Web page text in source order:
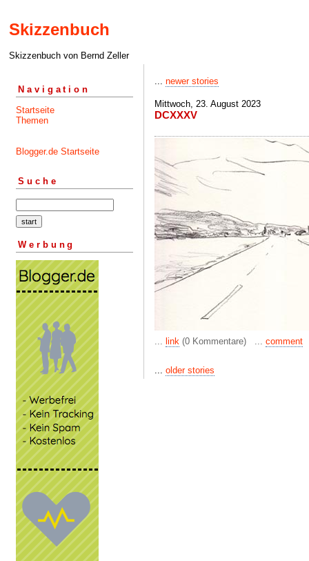
Skizzenbuch
Skizzenbuch von Bernd Zeller
Navigation
Startseite
Themen
Blogger.de Startseite
Suche
Werbung
... newer stories
Mittwoch, 23. August 2023
DCXXXV
... link (0 Kommentare) ... comment
... older stories